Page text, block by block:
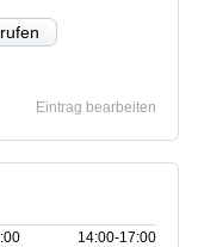
Eintrag bearbeiten
14:00‑17:00